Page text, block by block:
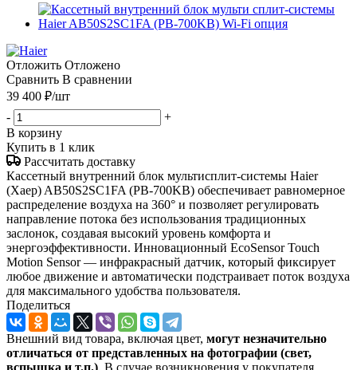
Отложить Отложено
Сравнить В сравнении
39 400 ₽/шт
-
+
В корзину
Купить в 1 клик
Рассчитать доставку
Кассетный внутренний блок мультисплит-системы Haier
(Хаер) AB50S2SC1FA (PB-700KB) обеспечивает равномерное
распределение воздуха на 360° и позволяет регулировать
направление потока без использования традиционных
заслонок, создавая высокий уровень комфорта и
энергоэффективности. Инновационный EcoSensor Touch
Motion Sensor — инфракрасный датчик, который фиксирует
любое движение и автоматически подстраивает поток воздуха
для максимального удобства пользователя.
Поделиться
Внешний вид товара, включая цвет, могут незначительно
отличаться от представленных на фотографии (свет,
вспышка и т.п.). В случае возникновения у покупателя